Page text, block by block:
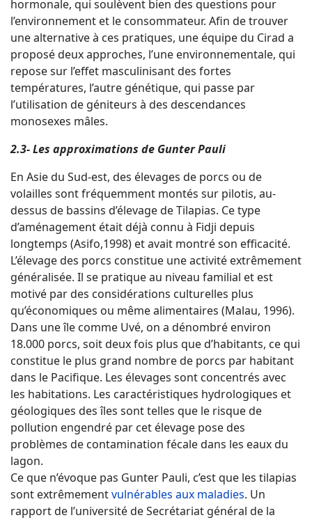
hormonale, qui soulèvent bien des questions pour
l’environnement et le consommateur. Afin de trouver
une alternative à ces pratiques, une équipe du Cirad a
proposé deux approches, l’une environnementale, qui
repose sur l’effet masculinisant des fortes
températures, l’autre génétique, qui passe par
l’utilisation de géniteurs à des descendances
monosexes mâles.
2.3- Les approximations de Gunter Pauli
En Asie du Sud-est, des élevages de porcs ou de
volailles sont fréquemment montés sur pilotis, au-
dessus de bassins d’élevage de Tilapias. Ce type
d’aménagement était déjà connu à Fidji depuis
longtemps (Asifo,1998) et avait montré son efficacité.
L’élevage des porcs constitue une activité extrêmement
généralisée. Il se pratique au niveau familial et est
motivé par des considérations culturelles plus
qu’économiques ou même alimentaires (Malau, 1996).
Dans une île comme Uvé, on a dénombré environ
18.000 porcs, soit deux fois plus que d’habitants, ce qui
constitue le plus grand nombre de porcs par habitant
dans le Pacifique. Les élevages sont concentrés avec
les habitations. Les caractéristiques hydrologiques et
géologiques des îles sont telles que le risque de
pollution engendré par cet élevage pose des
problèmes de contamination fécale dans les eaux du
lagon.
Ce que n’évoque pas Gunter Pauli, c’est que les tilapias
sont extrêmementvulnérables aux maladies. Un
rapport de l’université de Secrétariat général de la